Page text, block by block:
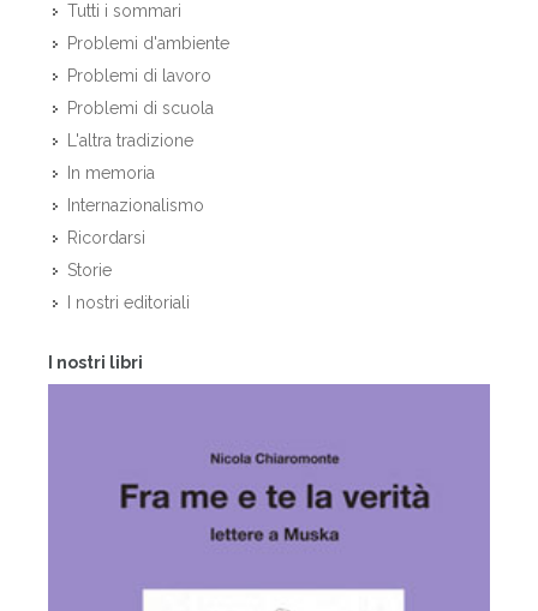
Tutti i sommari
Problemi d'ambiente
Problemi di lavoro
Problemi di scuola
L'altra tradizione
In memoria
Internazionalismo
Ricordarsi
Storie
I nostri editoriali
I nostri libri